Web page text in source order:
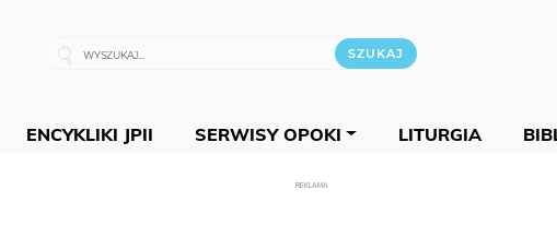
ENCYKLIKI JPII SERWISY OPOKI LITURGIA
REKLAMA